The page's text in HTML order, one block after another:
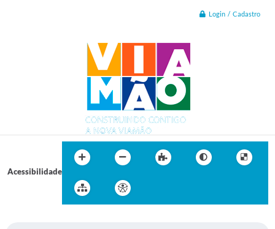
Login / Cadastro
Acessibilidade